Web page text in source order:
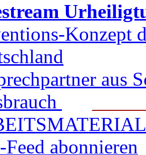
Konzept
aus
Feed abonnieren